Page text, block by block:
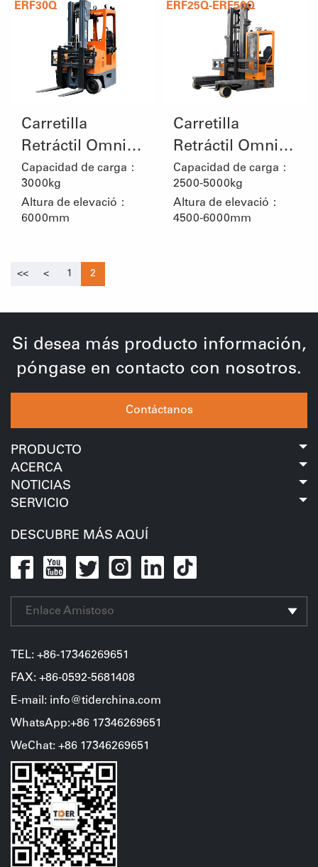
ERF30Q
Carretilla
Retráctil Omni-
Direccional de
Conducción
Sentada con
Capacidad de carga：
3000kg
Altura de elevació：
6000mm
ERF25Q-ERF50Q
Carretilla
Retráctil Omni-
Direccional de
Conducción
Sentada
Capacidad de carga：
2500-5000kg
Altura de elevació：
4500-6000mm
<< < 1 2
Si desea más producto información,
póngase en contacto con nosotros.
Contáctanos
PRODUCTO
ACERCA
NOTICIAS
SERVICIO
DESCUBRE MÁS AQUÍ
Enlace Amistoso
TEL: +86-17346269651
FAX: +86-0592-5681408
E-mail: info@tiderchina.com
WhatsApp:+86 17346269651
WeChat: +86 17346269651